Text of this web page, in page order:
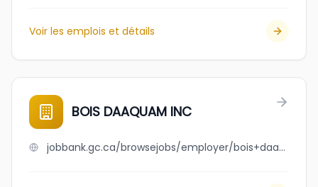
Voir les emplois et détails
BOIS DAAQUAM INC
jobbank.gc.ca/browsejobs/employer/bois+daaquam+inc/ca